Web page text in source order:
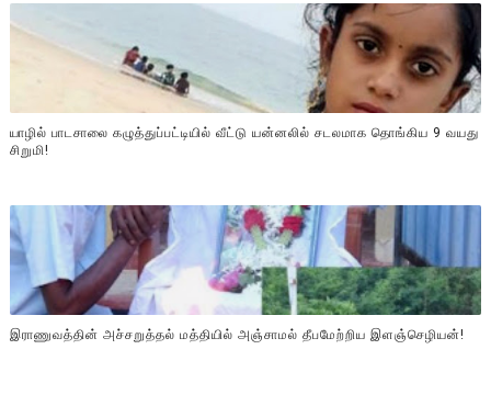
யாழில் பாடசாலை கழுத்துப்பட்டியில் வீட்டு யன்னலில் சடலமாக தொங்கிய 9 வயது
சிறுமி!
இராணுவத்தின் அச்சறுத்தல் மத்தியில் அஞ்சாமல் தீபமேற்றிய இளஞ்செழியன்!